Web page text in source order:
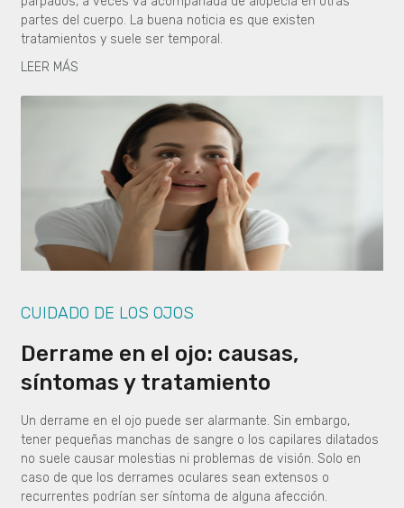
partes del cuerpo. La buena noticia es que existen
tratamientos y suele ser temporal.
LEER MÁS
CUIDADO DE LOS OJOS
Derrame en el ojo: causas,
síntomas y tratamiento
Un derrame en el ojo puede ser alarmante. Sin embargo,
tener pequeñas manchas de sangre o los capilares dilatados
no suele causar molestias ni problemas de visión. Solo en
caso de que los derrames oculares sean extensos o
recurrentes podrían ser síntoma de alguna afección.